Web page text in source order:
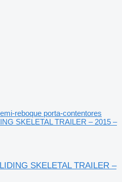
reboque porta-contentores
SKELETAL TRAILER – 2015 –
SKELETAL TRAILER –